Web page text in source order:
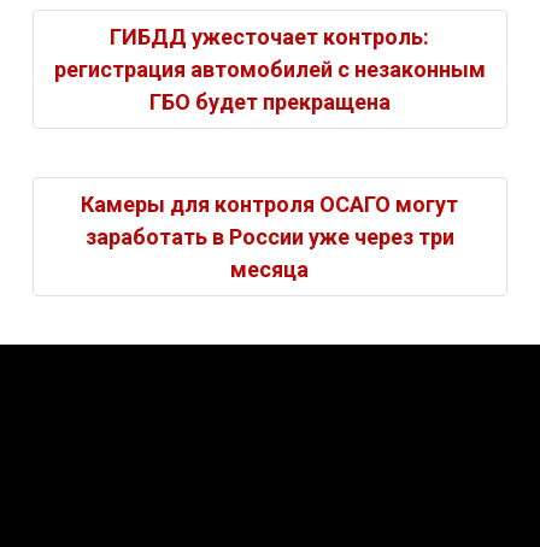
ГИБДД ужесточает контроль:
регистрация автомобилей с незаконным
ГБО будет прекращена
Камеры для контроля ОСАГО могут
заработать в России уже через три
месяца